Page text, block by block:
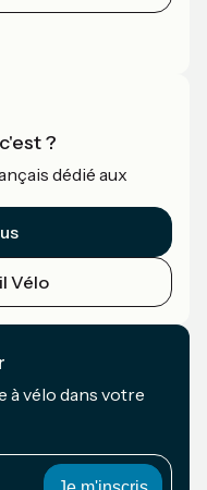
?
dédié aux
Vélo
à vélo dans votre